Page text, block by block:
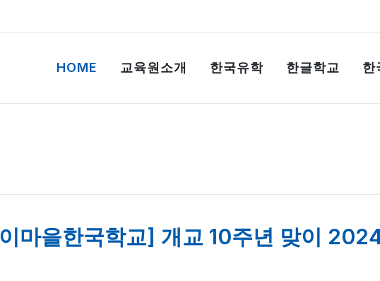
HOME 교육원소개 한국유학 한글학교 한
마을한국학교] 개교 10주년 맞이